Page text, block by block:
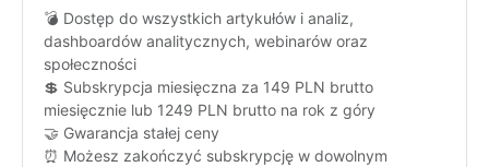
💣 Dostęp do wszystkich artykułów i analiz,
dashboardów analitycznych, webinarów oraz
społeczności
💲 Subskrypcja miesięczna za 149 PLN brutto
miesięcznie lub 1249 PLN brutto na rok z góry
🤝 Gwarancja stałej ceny
⏰ Możesz zakończyć subskrypcję w dowolnym